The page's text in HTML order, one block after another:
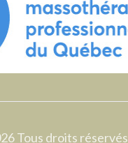
Tous droits réservés